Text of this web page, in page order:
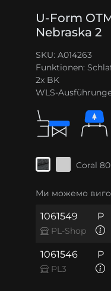
U-Form
Nebraska 2
SKU: A014263
Funktionen:
2x BK
WLS-
Coral
Ми можемо
1061549
PL-Shop
P
1061546
PL3
P